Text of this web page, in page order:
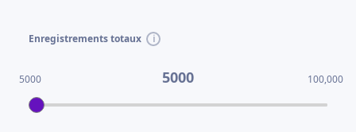
Enregistrements totaux
5000 5000 100,000